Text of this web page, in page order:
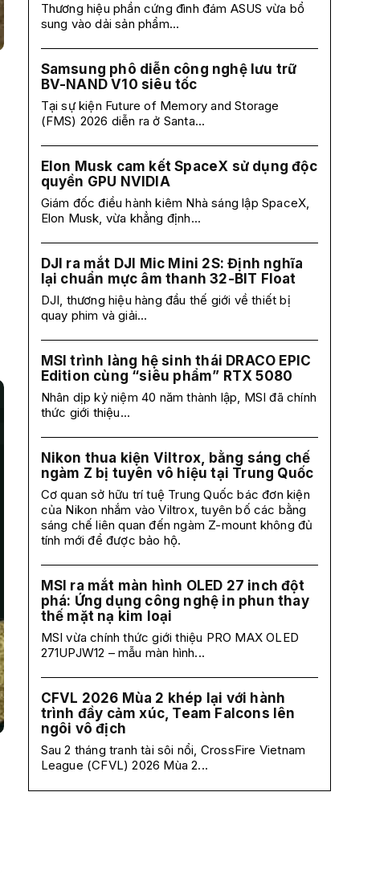
Thương hiệu phần cứng đình đám ASUS vừa bổ
sung vào dải sản phẩm...
Samsung phô diễn công nghệ lưu trữ
BV-NAND V10 siêu tốc
Tại sự kiện Future of Memory and Storage
(FMS) 2026 diễn ra ở Santa...
Elon Musk cam kết SpaceX sử dụng độc
quyền GPU NVIDIA
Giám đốc điều hành kiêm Nhà sáng lập SpaceX,
Elon Musk, vừa khẳng định...
DJI ra mắt DJI Mic Mini 2S: Định nghĩa
lại chuẩn mực âm thanh 32-BIT Float
DJI, thương hiệu hàng đầu thế giới về thiết bị
quay phim và giải...
MSI trình làng hệ sinh thái DRACO EPIC
Edition cùng “siêu phẩm” RTX 5080
Nhân dịp kỷ niệm 40 năm thành lập, MSI đã chính
thức giới thiệu...
Nikon thua kiện Viltrox, bằng sáng chế
ngàm Z bị tuyên vô hiệu tại Trung Quốc
Cơ quan sở hữu trí tuệ Trung Quốc bác đơn kiện
của Nikon nhắm vào Viltrox, tuyên bố các bằng
sáng chế liên quan đến ngàm Z-mount không đủ
tính mới để được bảo hộ.
MSI ra mắt màn hình OLED 27 inch đột
phá: Ứng dụng công nghệ in phun thay
thế mặt nạ kim loại
MSI vừa chính thức giới thiệu PRO MAX OLED
271UPJW12 – mẫu màn hình...
CFVL 2026 Mùa 2 khép lại với hành
trình đầy cảm xúc, Team Falcons lên
ngôi vô địch
Sau 2 tháng tranh tài sôi nổi, CrossFire Vietnam
League (CFVL) 2026 Mùa 2...